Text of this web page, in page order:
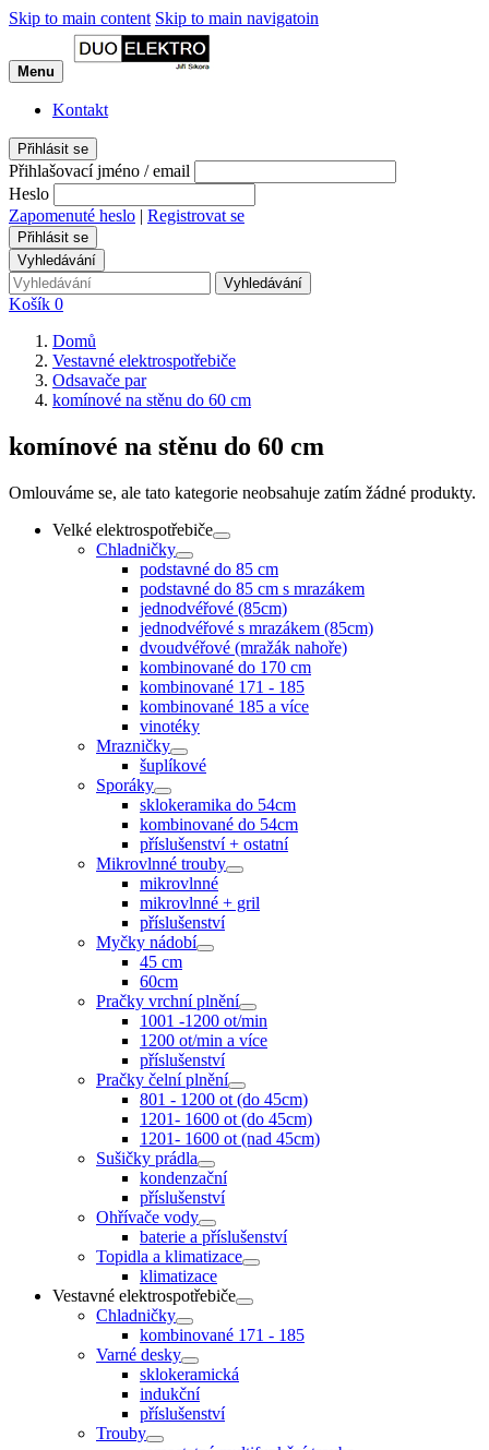
Skip to main content Skip to main navigatoin
Menu
Kontakt
Přihlásit se
Přihlašovací jméno / email
Heslo
Zapomenuté heslo | Registrovat se
Přihlásit se
Vyhledávání
Vyhledávání
Košík 0
Domů
Vestavné elektrospotřebiče
Odsavače par
komínové na stěnu do 60 cm
komínové na stěnu do 60 cm
Omlouváme se, ale tato kategorie neobsahuje zatím žádné produkty.
Velké elektrospotřebiče
Chladničky
podstavné do 85 cm
podstavné do 85 cm s mrazákem
jednodvéřové (85cm)
jednodvéřové s mrazákem (85cm)
dvoudvéřové (mražák nahoře)
kombinované do 170 cm
kombinované 171 - 185
kombinované 185 a více
vinotéky
Mrazničky
šuplíkové
Sporáky
sklokeramika do 54cm
kombinované do 54cm
příslušenství + ostatní
Mikrovlnné trouby
mikrovlnné
mikrovlnné + gril
příslušenství
Myčky nádobí
45 cm
60cm
Pračky vrchní plnění
1001 -1200 ot/min
1200 ot/min a více
příslušenství
Pračky čelní plnění
801 - 1200 ot (do 45cm)
1201- 1600 ot (do 45cm)
1201- 1600 ot (nad 45cm)
Sušičky prádla
kondenzační
příslušenství
Ohřívače vody
baterie a příslušenství
Topidla a klimatizace
klimatizace
Vestavné elektrospotřebiče
Chladničky
kombinované 171 - 185
Varné desky
sklokeramická
indukční
příslušenství
Trouby